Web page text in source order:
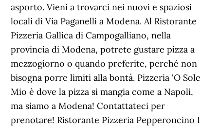
asporto. Vieni a trovarci nei nuovi e spaziosi
locali di Via Paganelli a Modena. Al Ristorante
Pizzeria Gallica di Campogalliano, nella
provincia di Modena, potrete gustare pizza a
mezzogiorno o quando preferite, perché non
bisogna porre limiti alla bontà. Pizzeria 'O Sole
Mio è dove la pizza si mangia come a Napoli,
ma siamo a Modena! Contattateci per
prenotare! Ristorante Pizzeria Pepperoncino I